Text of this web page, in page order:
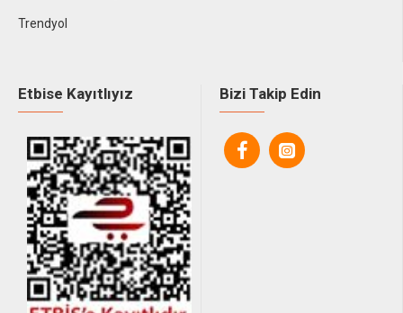
Trendyol
Etbise Kayıtlıyız Bizi Takip Edin